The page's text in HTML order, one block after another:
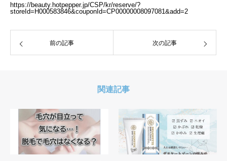
https://beauty.hotpepper.jp/CSP/kr/reserve/?
storeId=H000583846&couponId=CP00000008097081&add=2
前の記事 次の記事
関連記事